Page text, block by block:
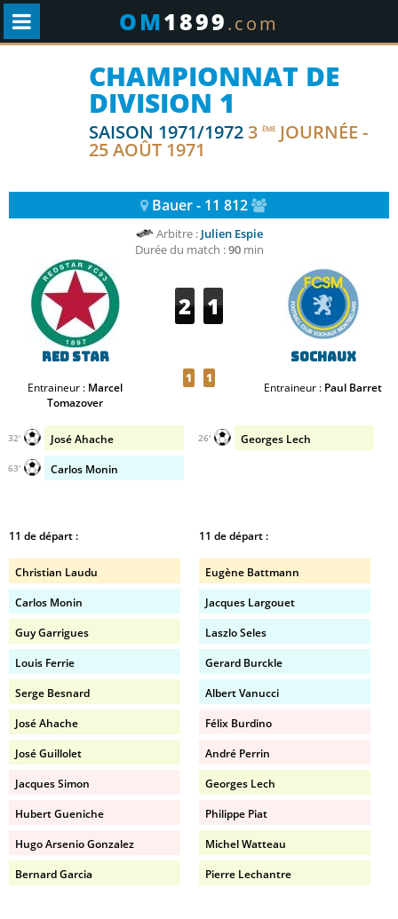
OM1899.com
CHAMPIONNAT DE
DIVISION 1
SAISON 1971/19723 ÈME JOURNÉE -
25 AOÛT 1971
Bauer - 11 812
Arbitre : Julien Espie
Durée du match :90min
Red Star
Entraineur : Marcel
Tomazover
2 1
1 1
Sochaux
Entraineur : Paul Barret
José Ahache
32'
Carlos Monin
63'
Georges Lech
26'
11 de départ :
Christian Laudu
Carlos Monin
Guy Garrigues
Louis Ferrie
Serge Besnard
José Ahache
José Guillolet
Jacques Simon
Hubert Gueniche
Hugo Arsenio Gonzalez
Bernard Garcia
11 de départ :
Eugène Battmann
Jacques Largouet
Laszlo Seles
Gerard Burckle
Albert Vanucci
Félix Burdino
André Perrin
Georges Lech
Philippe Piat
Michel Watteau
Pierre Lechantre